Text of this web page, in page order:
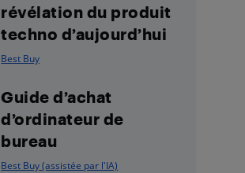
révélation du produit
techno d’aujourd’hui
Best Buy
Guide d’achat
d’ordinateur de
bureau
Best Buy (assistée par l'IA)